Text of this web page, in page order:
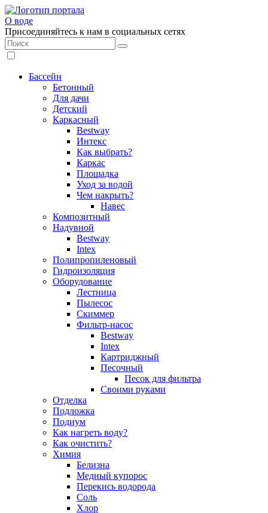
О воде
Присоединяйтесь к нам в социальных сетях
Бассейн
Бетонный
Для дачи
Детский
Каркасный
Bestway
Интекс
Как выбрать?
Каркас
Площадка
Уход за водой
Чем накрыть?
Навес
Композитный
Надувной
Bestway
Intex
Полипропиленовый
Гидроизоляция
Оборудование
Лестница
Пылесос
Скиммер
Фильтр-насос
Bestway
Intex
Картриджный
Песочный
Песок для фильтра
Своими руками
Отделка
Подложка
Подиум
Как нагреть воду?
Как очистить?
Химия
Белизна
Медный купорос
Перекись водорода
Соль
Хлор